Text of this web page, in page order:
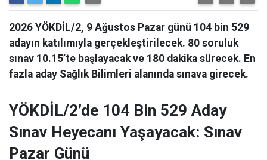
2026 YÖKDİL/2, 9 Ağustos Pazar günü 104 bin 529
adayın katılımıyla gerçekleştirilecek. 80 soruluk
sınav 10.15’te başlayacak ve 180 dakika sürecek. En
fazla aday Sağlık Bilimleri alanında sınava girecek.
YÖKDİL/2’de 104 Bin 529 Aday
Sınav Heyecanı Yaşayacak: Sınav
Pazar Günü